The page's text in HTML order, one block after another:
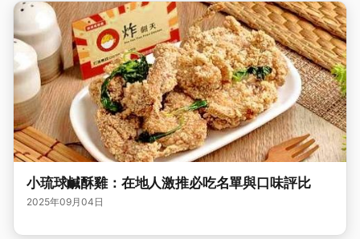
小琉球鹹酥雞：在地人激推必吃名單與口味評比
2025年09月04日